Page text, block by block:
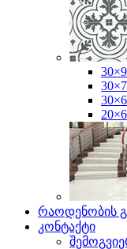
რაოდენობის
კონტაქტი